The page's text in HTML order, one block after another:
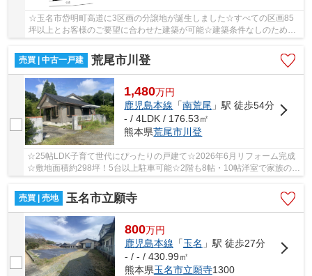
☆玉名市岱明町高道に3区画の分譲地が誕生しました☆すべての区画85
坪以上とお客様のご要望に合わせた建築が可能☆建築条件なしのため、
売買 | 中古一戸建
荒尾市川登
1,480万円
鹿児島本線 「南荒尾 」駅 徒歩54分
- / 4LDK / 176.53㎡
熊本県荒尾市川登
☆25帖LDK子育て世代にぴったりの戸建て☆2026年6月リフォーム完成
☆敷地面積約298坪！5台以上駐車可能☆2階も8帖・10帖洋室で家族のプ
ライベート空間も確保できます☆日当たり良好のテラス...
売買 | 売地
玉名市立願寺
800万円
鹿児島本線 「玉名 」駅 徒歩27分
- / - / 430.99㎡
熊本県玉名市立願寺1300